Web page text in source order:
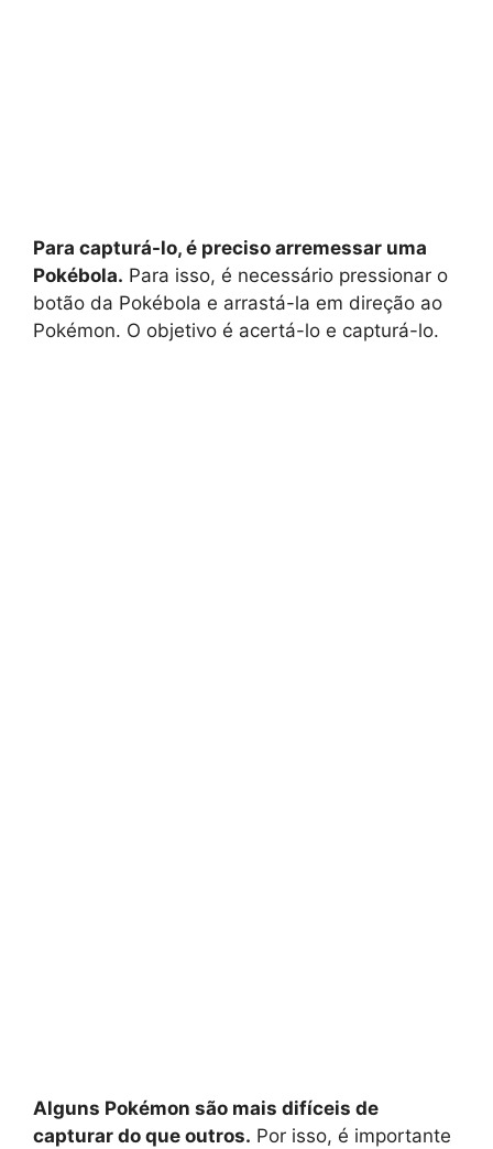
Para capturá-lo, é preciso arremessar uma
Pokébola. Para isso, é necessário pressionar o
botão da Pokébola e arrastá-la em direção ao
Pokémon. O objetivo é acertá-lo e capturá-lo.
Alguns Pokémon são mais difíceis de
capturar do que outros. Por isso, é importante